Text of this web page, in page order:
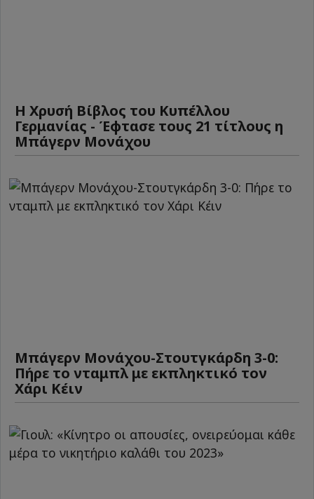
Η Χρυσή Βίβλος του Κυπέλλου
Γερμανίας - Έφτασε τους 21 τίτλους η
Μπάγερν Μονάχου
Μπάγερν Μονάχου-Στουτγκάρδη 3-0:
Πήρε το νταμπλ με εκπληκτικό τον
Χάρι Κέιν